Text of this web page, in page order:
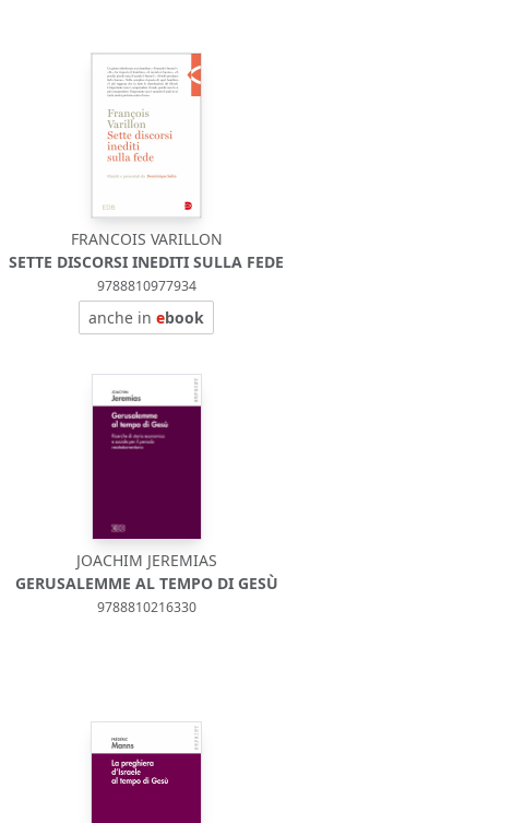
FRANCOIS VARILLON
SETTE DISCORSI INEDITI SULLA FEDE
9788810977934
anche inebook
JOACHIM JEREMIAS
GERUSALEMME AL TEMPO DI GESÙ
9788810216330